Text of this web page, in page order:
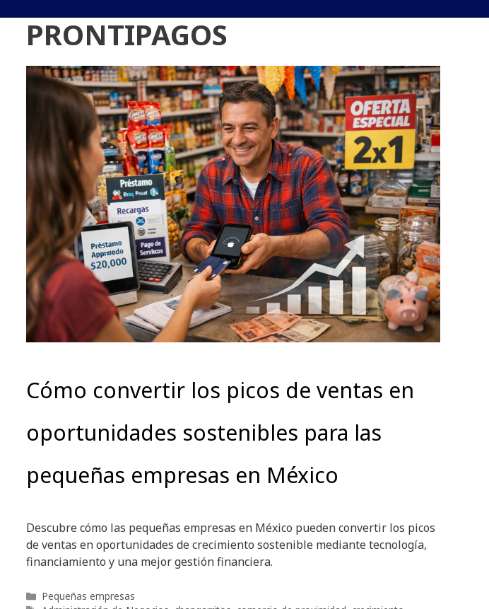
PRONTIPAGOS
Cómo convertir los picos de ventas en
oportunidades sostenibles para las
pequeñas empresas en México
Descubre cómo las pequeñas empresas en México pueden convertir los picos
de ventas en oportunidades de crecimiento sostenible mediante tecnología,
financiamiento y una mejor gestión financiera.
Categorías
Pequeñas empresas